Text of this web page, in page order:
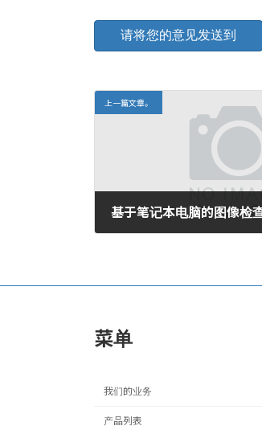
上一篇文章。
基于笔记本电脑的图像检
菜单
我们的业务
产品列表